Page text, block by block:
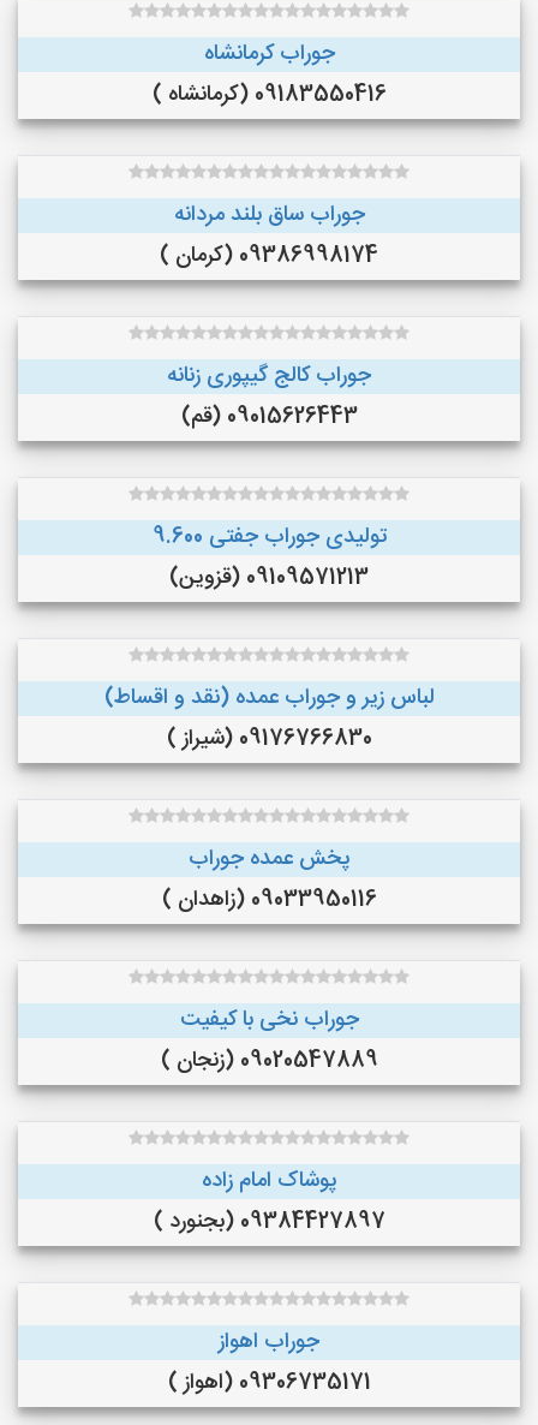
جوراب کرمانشاه
09183550416 (کرمانشاه )
جوراب ساق بلند مردانه
09386998174 (کرمان )
جوراب کالج گیپوری زنانه
09015626443 (قم)
تولیدی جوراب جفتی 9.600
09109571213 (قزوین)
لباس زیر و جوراب عمده (نقد و اقساط)
09176766830 (شیراز )
پخش عمده جوراب
09033950116 (زاهدان )
جوراب نخی با کیفیت
09020547889 (زنجان )
پوشاک امام زاده
09384427897 (بجنورد )
جوراب اهواز
09306735171 (اهواز )